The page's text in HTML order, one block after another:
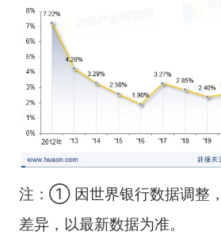
注：① 因世界银行数据调整
差异，以最新数据为准。